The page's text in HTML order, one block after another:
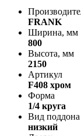
FRANK
Ширина, мм
800
Высота, мм
2150
Артикул
F408 хром
Форма
1/4 круга
Вид поддона
низкий